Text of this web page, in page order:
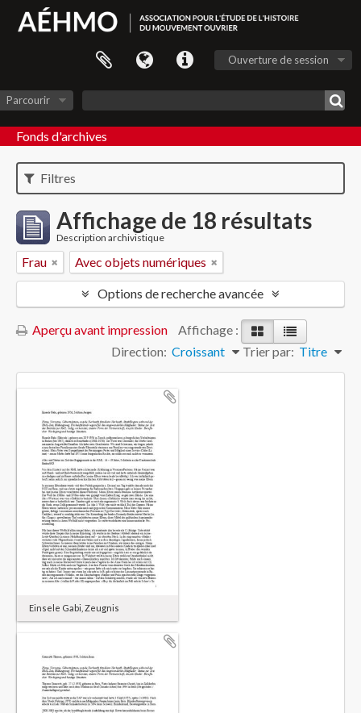
Ouverture de session
Parcourir
Fonds d'archives
Filtres
Affichage de 18 résultats
Description archivistique
Frau Avec objets numériques
Options de recherche avancée
Aperçu avant impression
Affichage :
Trier par: Titre
Direction: Croissant
Einsele Gabi, Zeugnis